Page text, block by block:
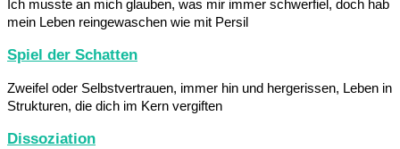
Ich musste an mich glauben, was mir immer schwerfiel, doch hab
mein Leben reingewaschen wie mit Persil
Spiel der Schatten
Zweifel oder Selbstvertrauen, immer hin und hergerissen, Leben in
Strukturen, die dich im Kern vergiften
Dissoziation